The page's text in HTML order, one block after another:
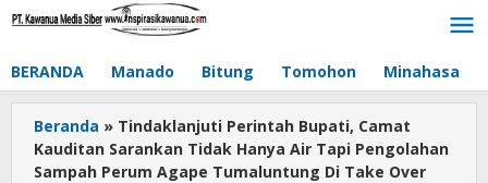
Lewati
BERANDA Manado Bitung Tomohon Minahasa
Beranda » Tindaklanjuti Perintah Bupati, Camat
Kauditan Sarankan Tidak Hanya Air Tapi Pengolahan
Sampah Perum Agape Tumaluntung Di Take Over